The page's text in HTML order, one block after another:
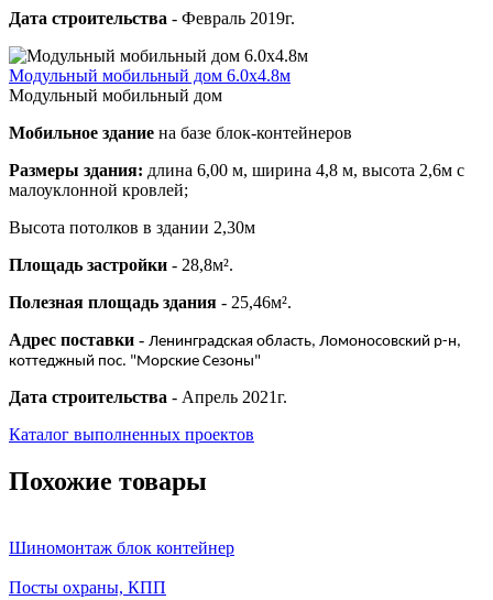
Дата строительства - Февраль 2019г.
Модульный мобильный дом 6.0х4.8м
Модульный мобильный дом
Мобильное здание на базе блок-контейнеров
Размеры здания: длина 6,00 м, ширина 4,8 м, высота 2,6м с
малоуклонной кровлей;
Высота потолков в здании 2,30м
Площадь застройки - 28,8м².
Полезная площадь здания - 25,46м².
Адрес поставки - Ленинградская область, Ломоносовский р-н,
коттеджный пос. "Морские Сезоны"
Дата строительства - Апрель 2021г.
Каталог выполненных проектов
Похожие товары
Шиномонтаж блок контейнер
Посты охраны, КПП